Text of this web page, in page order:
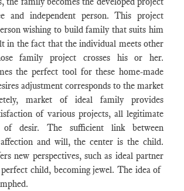
and independent person. This project
wishing to build family that suits him
in the fact that the individual meets other
family project crosses his or her.
the perfect tool for these home-made
adjustment corresponds to the market
market of ideal family provides
of various projects, all legitimate
of desir. The sufficient link between
and will, the center is the child.
new perspectives, such as ideal partner
child, becoming jewel. The idea of